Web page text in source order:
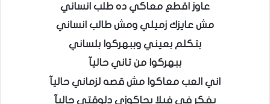
عاوز اقطع معاكي ده طلب انساني
مش عايزك زميلي ومش طالب انساني
بتكلم بعيني وببهركوا بلساني
ببهركوا من تاني حاليآ
اني العب معاكوا مش قصه لزماني حاليآ
بفكر في فيلا بجاكوزي دلوقتي حاليآ